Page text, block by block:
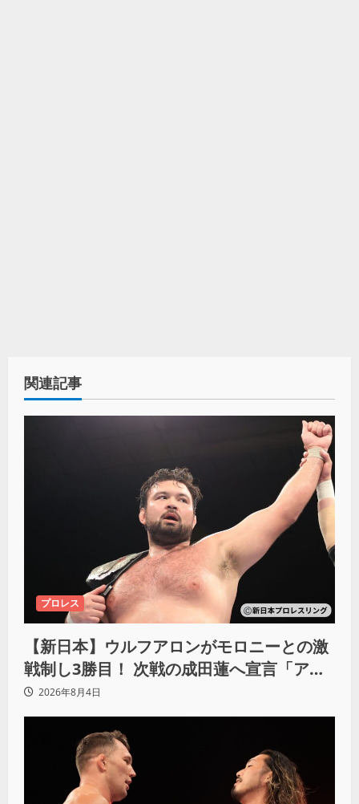
関連記事
プロレス
【新日本】ウルフアロンがモロニーとの激
戦制し3勝目！ 次戦の成田蓮へ宣言「アイ
ツの王道を俺の王道でぶち壊す」
2026年8月4日